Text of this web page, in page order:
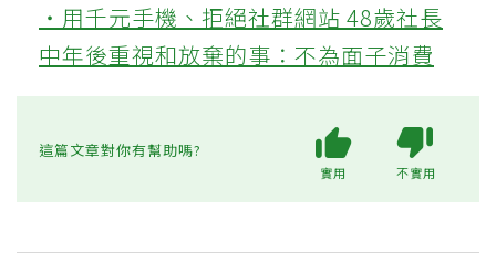
‧用千元手機、拒絕社群網站 48歲社長
中年後重視和放棄的事：不為面子消費
這篇文章對你有幫助嗎?
實用 不實用